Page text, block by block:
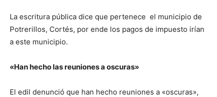
La escritura pública dice que pertenece el municipio de
Potrerillos, Cortés, por ende los pagos de impuesto irían
a este municipio.
«Han hecho las reuniones a oscuras»
El edil denunció que han hecho reuniones a «oscuras»,